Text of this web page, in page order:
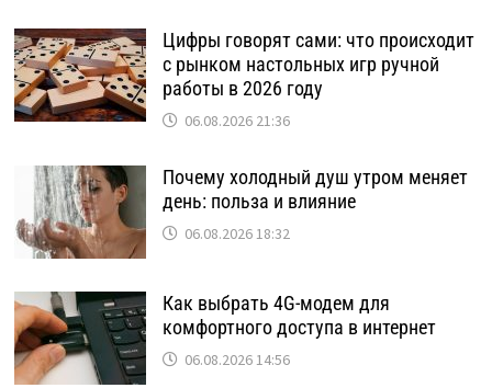
Цифры говорят сами: что происходит
с рынком настольных игр ручной
работы в 2026 году
06.08.2026 21:36
Почему холодный душ утром меняет
день: польза и влияние
06.08.2026 18:32
Как выбрать 4G-модем для
комфортного доступа в интернет
06.08.2026 14:56